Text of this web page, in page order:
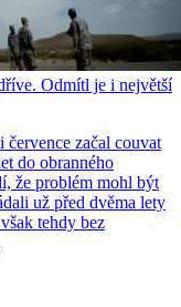
Odmítl je i největší
začal couvat
do obranného
že problém mohl být
už před dvěma lety
tehdy bez